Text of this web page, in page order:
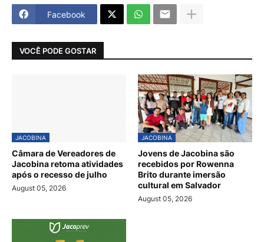
Facebook
VOCÊ PODE GOSTAR
JACOBINA
Câmara de Vereadores de
Jacobina retoma atividades
após o recesso de julho
August 05, 2026
JACOBINA
Jovens de Jacobina são
recebidos por Rowenna
Brito durante imersão
cultural em Salvador
August 05, 2026